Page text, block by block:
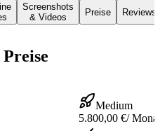
Screenshots
& Videos
Preise Reviews
Medium
5.800,00 €/ Monat